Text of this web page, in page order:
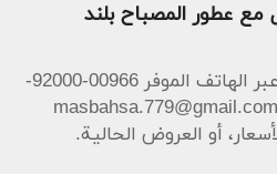
عطور المصباح بلند
يمكن التواصل مع المتجر عبر الهاتف الموفر 00966-92000-
masbahsa.779@gmail.com
أو العروض الحالية.